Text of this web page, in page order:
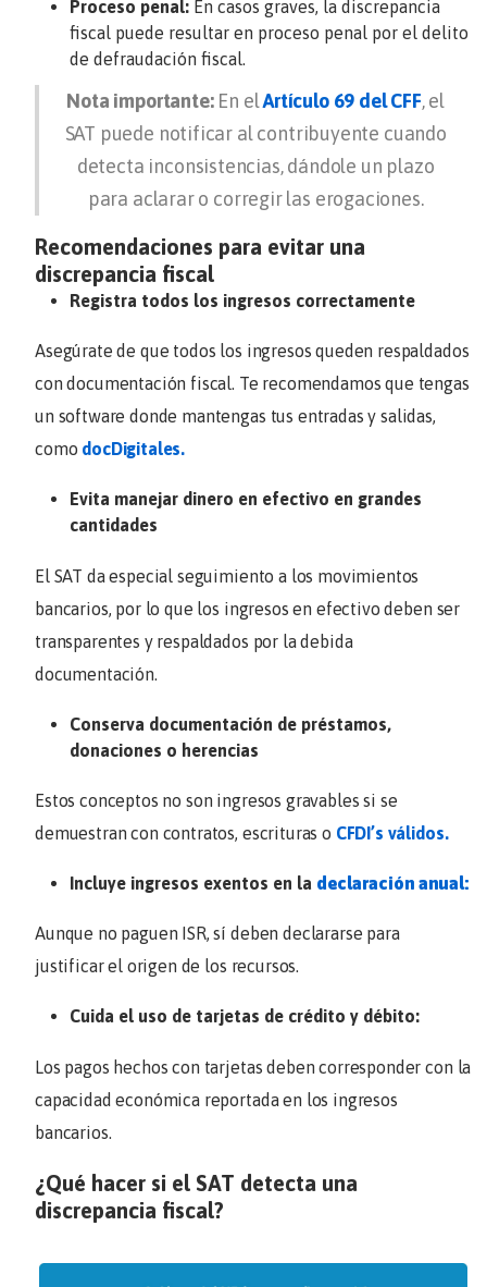
Proceso penal: En casos graves, la discrepancia
fiscal puede resultar en proceso penal por el delito
de defraudación fiscal.
Nota importante:En elArtículo 69 del CFF, el
SAT puede notificar al contribuyente cuando
detecta inconsistencias, dándole un plazo
para aclarar o corregir las erogaciones.
Recomendaciones para evitar una
discrepancia fiscal
Registra todos los ingresos correctamente
Asegúrate de que todos los ingresos queden respaldados
con documentación fiscal. Te recomendamos que tengas
un software donde mantengas tus entradas y salidas,
como docDigitales.
Evita manejar dinero en efectivo en grandes
cantidades
El SAT da especial seguimiento a los movimientos
bancarios, por lo que los ingresos en efectivo deben ser
transparentes y respaldados por la debida
documentación.
Conserva documentación de préstamos,
donaciones o herencias
Estos conceptos no son ingresos gravables si se
demuestran con contratos, escrituras o CFDI’s válidos.
Incluye ingresos exentos en la declaración anual:
Aunque no paguen ISR, sí deben declararse para
justificar el origen de los recursos.
Cuida el uso de tarjetas de crédito y débito:
Los pagos hechos con tarjetas deben corresponder con la
capacidad económica reportada en los ingresos
bancarios.
¿Qué hacer si el SAT detecta una
discrepancia fiscal?